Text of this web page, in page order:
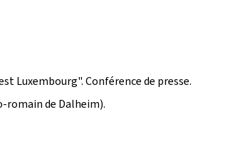
Luxembourg". Conférence de presse.
romain de Dalheim).